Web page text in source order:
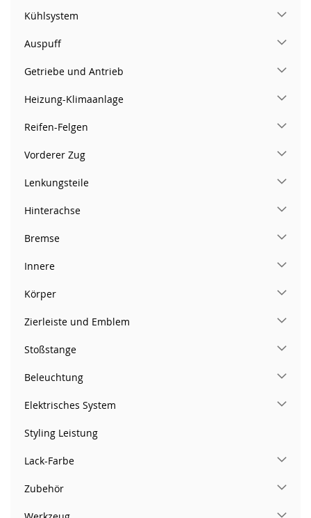
Kühlsystem
Auspuff
Getriebe und Antrieb
Heizung-Klimaanlage
Reifen-Felgen
Vorderer Zug
Lenkungsteile
Hinterachse
Bremse
Innere
Körper
Zierleiste und Emblem
Stoßstange
Beleuchtung
Elektrisches System
Styling Leistung
Lack-Farbe
Zubehör